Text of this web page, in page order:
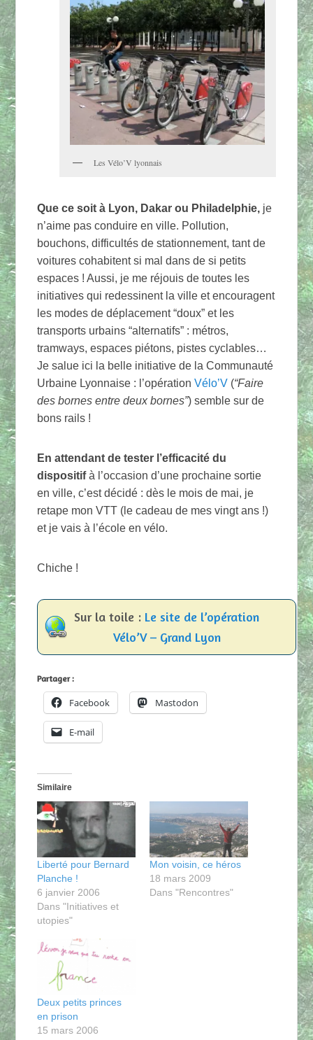
Les Vélo’V lyonnais
Que ce soit à Lyon, Dakar ou Philadelphie, je
n’aime pas conduire en ville. Pollution,
bouchons, difficultés de stationnement, tant de
voitures cohabitent si mal dans de si petits
espaces ! Aussi, je me réjouis de toutes les
initiatives qui redessinent la ville et encouragent
les modes de déplacement “doux” et les
transports urbains “alternatifs” : métros,
tramways, espaces piétons, pistes cyclables…
Je salue ici la belle initiative de la Communauté
Urbaine Lyonnaise : l’opérationVélo’V (“Faire
des bornes entre deux bornes”) semble sur de
bons rails !
En attendant de tester l’efficacité du
dispositifà l’occasion d’une prochaine sortie
en ville, c’est décidé : dès le mois de mai, je
retape mon VTT (le cadeau de mes vingt ans !)
et je vais à l’école en vélo.
Chiche !
Sur la toile : Le site de l’opération
Vélo’V – Grand Lyon
Partager :
Facebook Mastodon
E-mail
Similaire
Liberté pour Bernard
Planche !
6 janvier 2006
Dans "Initiatives et
utopies"
Mon voisin, ce héros
18 mars 2009
Dans "Rencontres"
Deux petits princes
en prison
15 mars 2006